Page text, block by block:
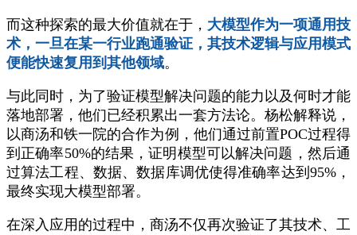
而这种探索的最大价值就在于， 大模型作为一项通用技
术，一旦在某一行业跑通验证，其技术逻辑与应用模式
便能快速复用到其他领域。
与此同时，为了验证模型解决问题的能力以及何时才能
落地部署，他们已经积累出一套方法论。杨松解释说，
以商汤和铁一院的合作为例，他们通过前置POC过程得
到正确率50%的结果，证明模型可以解决问题，然后通
过算法工程、数据、数据库调优使得准确率达到95%，
最终实现大模型部署。
在深入应用的过程中，商汤不仅再次验证了其技术、工